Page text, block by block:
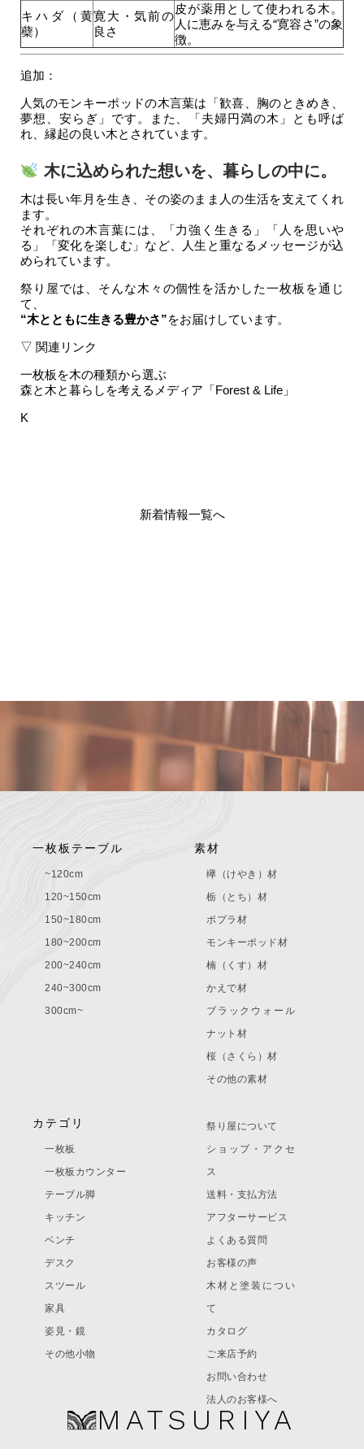
キハダ（黄
蘗）
寛大・気前の
良さ
皮が薬用として使われる木。
人に恵みを与える“寛容さ”の象
徴。
追加：
人気のモンキーポッドの木言葉は「歓喜、胸のときめき、
夢想、安らぎ」です。また、「夫婦円満の木」とも呼ば
れ、縁起の良い木とされています。
木に込められた想いを、暮らしの中に。
木は長い年月を生き、その姿のまま人の生活を支えてくれ
ます。
それぞれの木言葉には、「力強く生きる」「人を思いや
る」「変化を楽しむ」など、人生と重なるメッセージが込
められています。
祭り屋では、そんな木々の個性を活かした一枚板を通じ
て、
“木とともに生きる豊かさ”をお届けしています。
▽ 関連リンク
一枚板を木の種類から選ぶ
森と木と暮らしを考えるメディア「Forest & Life」
K
新着情報一覧へ
MATSURIYA
一枚板テーブル
~120cm
120~150cm
150~180cm
180~200cm
200~240cm
240~300cm
300cm~
素材
欅（けやき）材
栃（とち）材
ポプラ材
モンキーポッド材
楠（くす）材
かえで材
ブラックウォール
ナット材
桜（さくら）材
その他の素材
カテゴリ
一枚板
一枚板カウンター
テーブル脚
キッチン
ベンチ
デスク
スツール
家具
姿見・鏡
その他小物
祭り屋について
ショップ・アクセ
ス
送料・支払方法
アフターサービス
よくある質問
お客様の声
木材と塗装につい
て
カタログ
ご来店予約
お問い合わせ
法人のお客様へ